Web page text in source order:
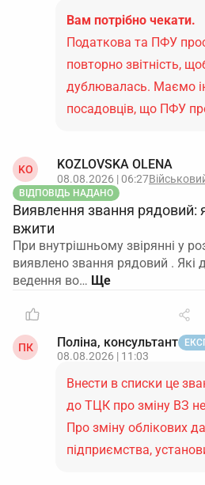
Вам потрібно чекати.
Податкова та ПФУ
повторно звітність,
дублювалась. Маємо
посадовців, що ПФУ
KO KOZLOVSKA OLENA
08.08.2026 | 06:27
ВІДПОВІДЬ НАДАНО
Виявлення звання рядовий:
вжити
При внутрішньому звірянні у
виявлено звання рядовий . Які
ведення во…
ПК Поліна, консультант
08.08.2026 | 11:03
Внести в списки це
до ТЦК про зміну ВЗ
Про зміну облікових
підприємства,